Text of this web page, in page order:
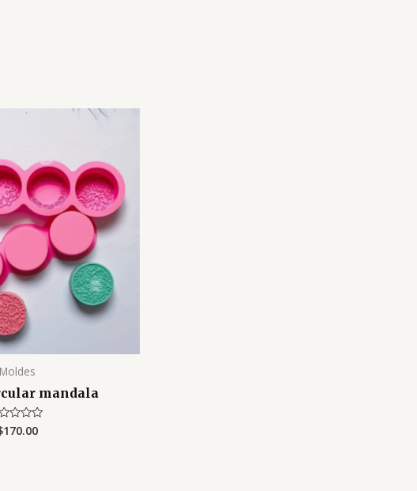
Moldes
mandala
170.00